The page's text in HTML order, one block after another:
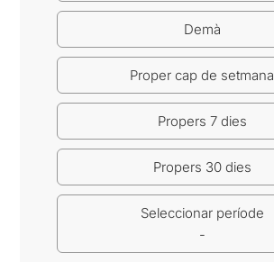
Demà
Proper cap de setmana
Propers 7 dies
Propers 30 dies
Seleccionar període
-